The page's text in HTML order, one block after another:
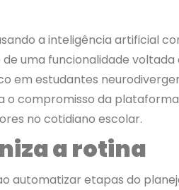
a inteligência artificial
uma funcionalidade voltada
em estudantes
o compromisso da
no cotidiano escolar.
a rotina
automatizar etapas do